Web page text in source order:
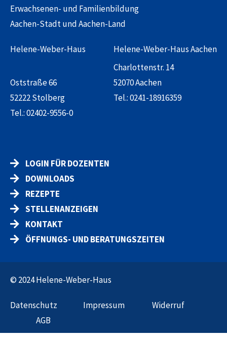
Erwachsenen- und Familienbildung
Aachen-Stadt und Aachen-Land
Helene-Weber-Haus
Oststraße 66
52222 Stolberg
Tel.:02402-9556-0
Helene-Weber-Haus Aachen
Charlottenstr. 14
52070 Aachen
Tel.:0241-18916359
LOGIN FÜR DOZENTEN
DOWNLOADS
REZEPTE
STELLENANZEIGEN
KONTAKT
ÖFFNUNGS- UND BERATUNGSZEITEN
© 2024 Helene-Weber-Haus
Datenschutz Impressum
Widerruf
AGB